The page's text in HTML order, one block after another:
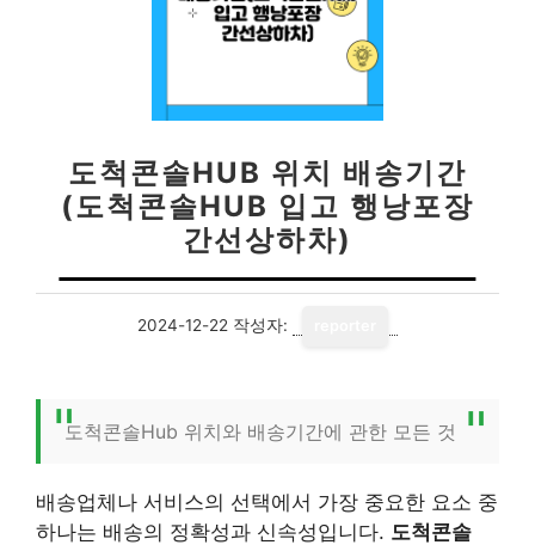
도척콘솔HUB 위치 배송기간
(도척콘솔HUB 입고 행낭포장
간선상하차)
2024-12-22 작성자:
도척콘솔Hub 위치와 배송기간에 관한 모든 것
배송업체나 서비스의 선택에서 가장 중요한 요소 중
하나는 배송의 정확성과 신속성입니다. 도척콘솔